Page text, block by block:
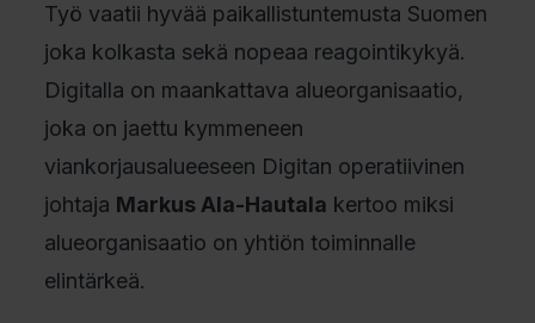
Työ vaatii hyvää paikallistuntemusta Suomen
joka kolkasta sekä nopeaa reagointikykyä.
Digitalla on maankattava alueorganisaatio,
joka on jaettu kymmeneen
viankorjausalueeseen Digitan operatiivinen
johtaja Markus Ala-Hautala kertoo miksi
alueorganisaatio on yhtiön toiminnalle
elintärkeä.